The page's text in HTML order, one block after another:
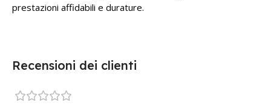
prestazioni affidabili e durature.
Recensioni dei clienti